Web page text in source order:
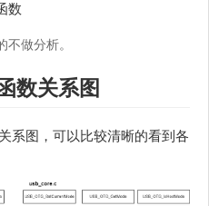
数
做分析。
数关系图
系图，可以比较清晰的看到各